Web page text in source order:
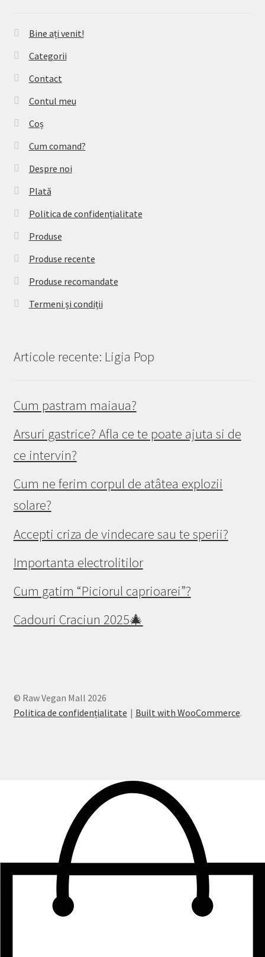
Bine ați venit!
Categorii
Contact
Contul meu
Coș
Cum comand?
Despre noi
Plată
Politica de confidențialitate
Produse
Produse recente
Produse recomandate
Termeni și condiții
Articole recente: Ligia Pop
Cum pastram maiaua?
Arsuri gastrice? Afla ce te poate ajuta si de
ce intervin?
Cum ne ferim corpul de atâtea explozii
solare?
Accepti criza de vindecare sau te sperii?
Importanta electrolitilor
Cum gatim “Piciorul caprioarei”?
Cadouri Craciun 2025🎄
© Raw Vegan Mall 2026
Politica de confidențialitate
Built with WooCommerce.